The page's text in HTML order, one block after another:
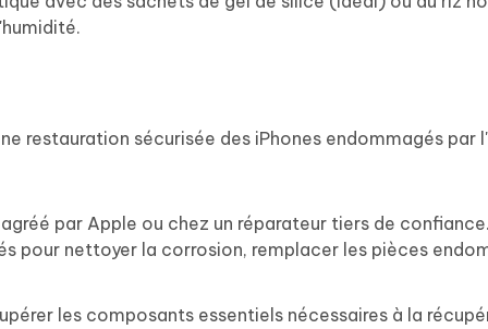
restauration sécurisée des iPhones endommagés par
par Apple ou chez un réparateur tiers de
pour nettoyer la corrosion, remplacer les pièces
les composants essentiels nécessaires à la